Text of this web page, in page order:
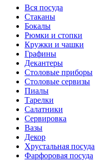
Вся посуда
Стаканы
Бокалы
Рюмки и стопки
Кружки и чашки
Графины
Декантеры
Столовые приборы
Столовые сервизы
Пиалы
Тарелки
Салатники
Сервировка
Вазы
Декор
Хрустальная посуда
Фарфоровая посуда